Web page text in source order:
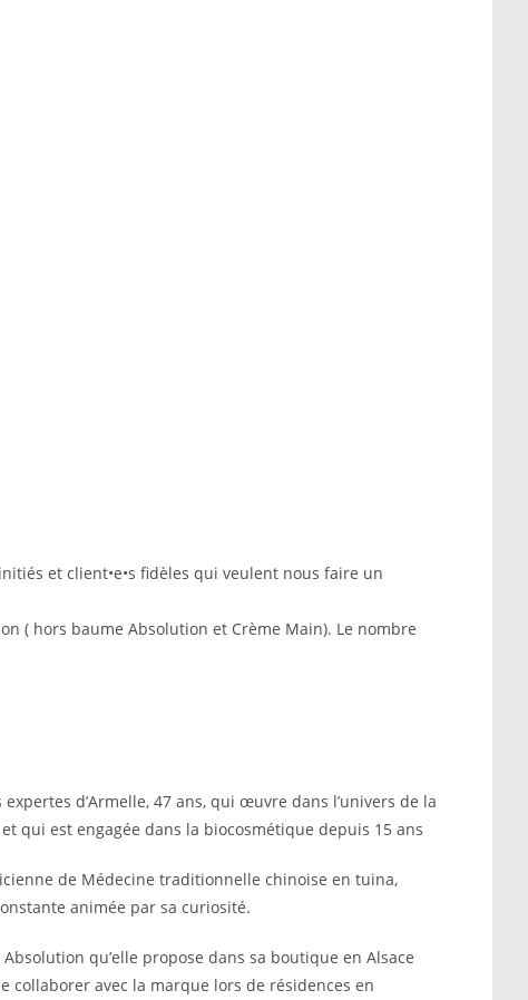
et client•e•s fidèles qui veulent nous faire un
( hors baume Absolution et Crème Main). Le nombre
d’Armelle, 47 ans, qui œuvre dans l’univers de la
qui est engagée dans la biocosmétique depuis 15 ans
de Médecine traditionnelle chinoise en tuina,
animée par sa curiosité.
qu’elle propose dans sa boutique en Alsace
collaborer avec la marque lors de résidences en